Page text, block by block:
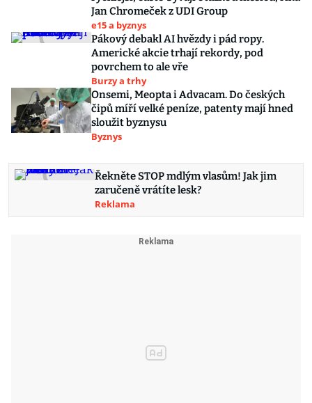
Jan Chromeček z UDI Group
e15 a byznys
Pákový debakl AI hvězdy i pád ropy.
Americké akcie trhají rekordy, pod
povrchem to ale vře
Burzy a trhy
Onsemi, Meopta i Advacam. Do českých
čipů míří velké peníze, patenty mají hned
sloužit byznysu
Byznys
Řekněte STOP mdlým vlasům! Jak jim
zaručeně vrátíte lesk?
Reklama